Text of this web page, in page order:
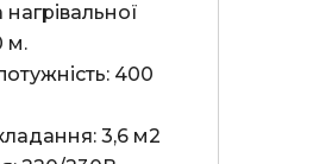
м.
400
3,6 м2